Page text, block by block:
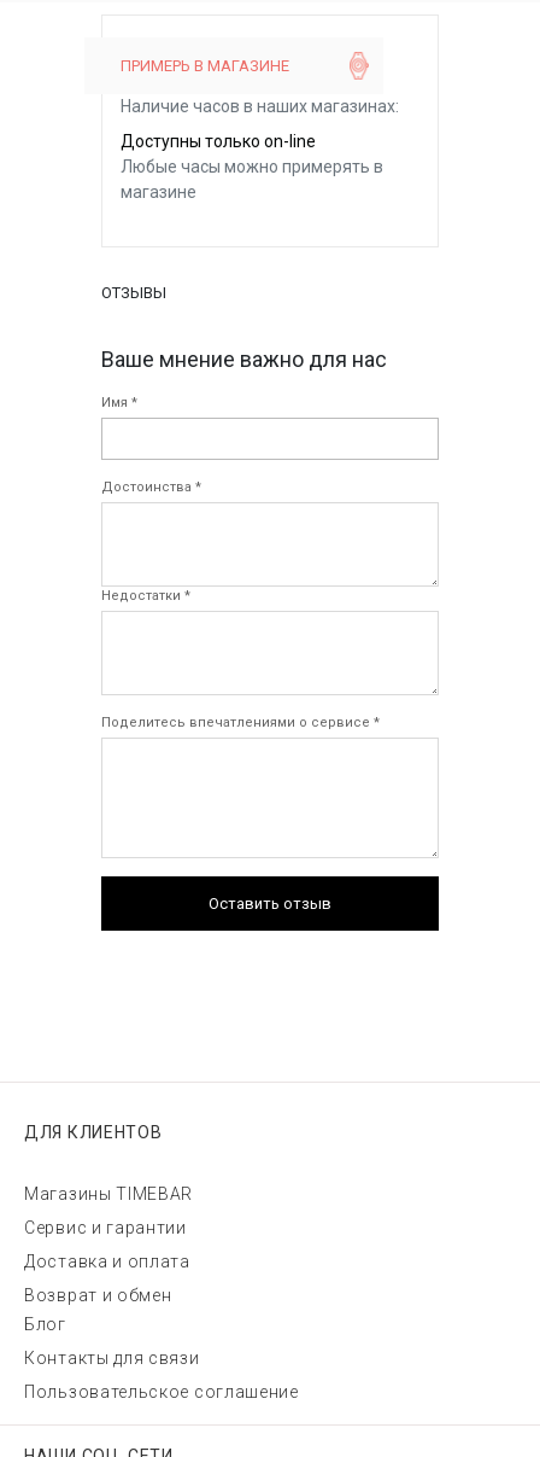
ПРИМЕРЬ В МАГАЗИНЕ
Наличие часов в наших магазинах:
Доступны только on-line
Любые часы можно примерять в
магазине
ОТЗЫВЫ
Ваше мнение важно для нас
Имя *
Достоинства *
Недостатки *
Поделитесь впечатлениями о сервисе *
Оставить отзыв
ДЛЯ КЛИЕНТОВ
Магазины TIMEBAR
Сервис и гарантии
Доставка и оплата
Возврат и обмен
Блог
Контакты для связи
Пользовательское соглашение